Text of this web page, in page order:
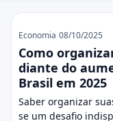
Política de
Contato
Pressione Enter
finanças 2025
Economia 08/10/2025
Como
diante do
Brasil em 2025
Saber organizar
se um desafio